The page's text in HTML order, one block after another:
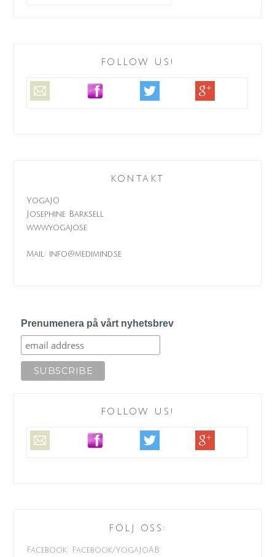
FOLLOW US!
KONTAKT
YogaJO
Josephine Barksell
www.yogajo.se
Mail: info@medimind.se
Prenumenera på vårt nyhetsbrev
FOLLOW US!
FÖLJ OSS:
Facebook: Facebook/YogaJoAB